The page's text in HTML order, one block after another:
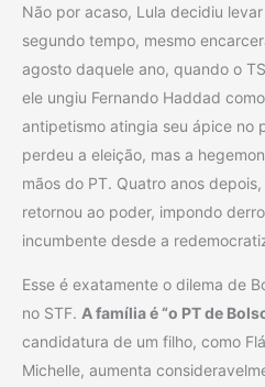
Não por acaso, Lula decidiu
segundo tempo, mesmo
agosto daquele ano, quando o
ele ungiu Fernando Haddad
antipetismo atingia seu ápice no
perdeu a eleição, mas a
mãos do PT. Quatro anos
retornou ao poder, impondo
incumbente desde a
Esse é exatamente o dilema de
no STF. A família é “o PT de
candidatura de um filho, como
Michelle, aumenta